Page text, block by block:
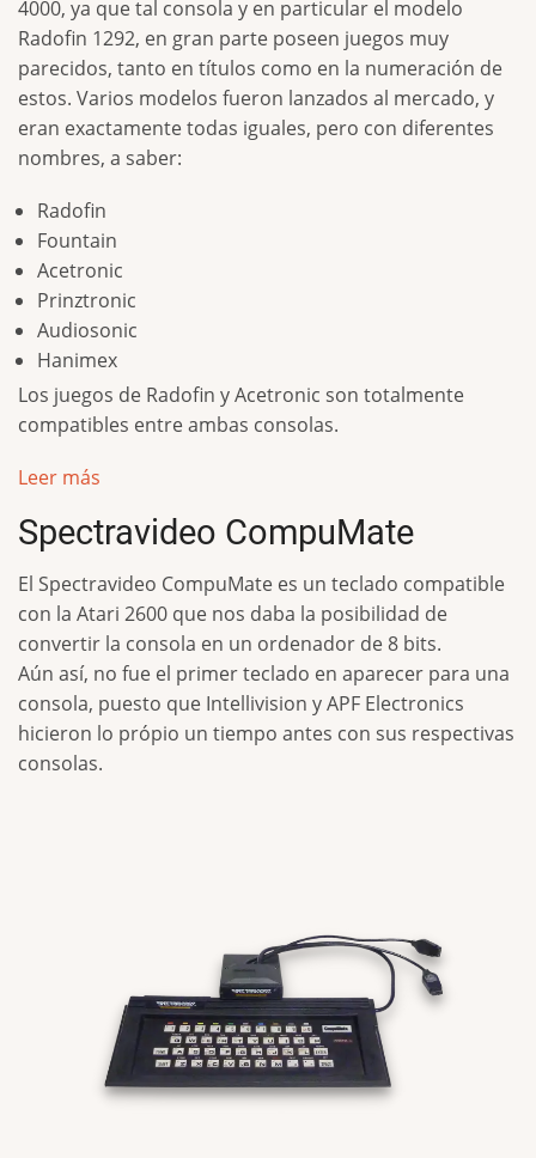
4000, ya que tal consola y en particular el modelo
Radofin 1292, en gran parte poseen juegos muy
parecidos, tanto en títulos como en la numeración de
estos. Varios modelos fueron lanzados al mercado, y
eran exactamente todas iguales, pero con diferentes
nombres, a saber:
Radofin
Fountain
Acetronic
Prinztronic
Audiosonic
Hanimex
Los juegos de Radofin y Acetronic son totalmente
compatibles entre ambas consolas.
Leer más
Spectravideo CompuMate
El Spectravideo CompuMate es un teclado compatible
con la Atari 2600 que nos daba la posibilidad de
convertir la consola en un ordenador de 8 bits.
Aún así, no fue el primer teclado en aparecer para una
consola, puesto que Intellivision y APF Electronics
hicieron lo própio un tiempo antes con sus respectivas
consolas.